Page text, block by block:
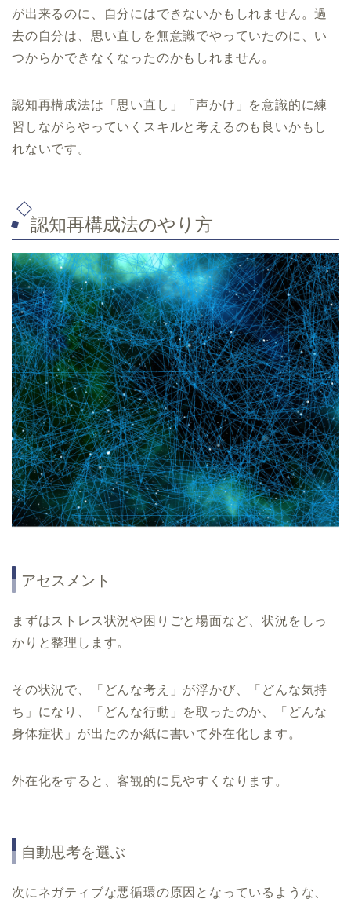
が出来るのに、自分にはできないかもしれません。過
去の自分は、思い直しを無意識でやっていたのに、い
つからかできなくなったのかもしれません。
認知再構成法は「思い直し」「声かけ」を意識的に練
習しながらやっていくスキルと考えるのも良いかもし
れないです。
認知再構成法のやり方
アセスメント
まずはストレス状況や困りごと場面など、状況をしっ
かりと整理します。
その状況で、「どんな考え」が浮かび、「どんな気持
ち」になり、「どんな行動」を取ったのか、「どんな
身体症状」が出たのか紙に書いて外在化します。
外在化をすると、客観的に見やすくなります。
自動思考を選ぶ
次にネガティブな悪循環の原因となっているような、